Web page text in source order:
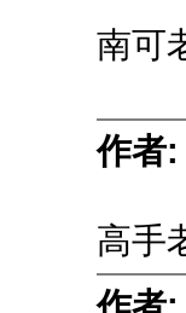
南可
作者:
高手